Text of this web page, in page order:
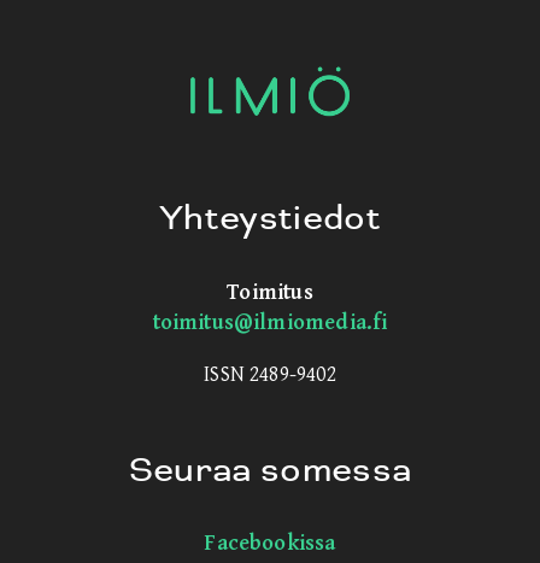
Yhteystiedot
Toimitus
toimitus@ilmiomedia.fi
ISSN 2489-9402
Seuraa somessa
Facebookissa